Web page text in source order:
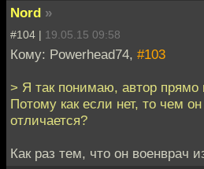
Nord »
#104 | 19.05.15 09:58
Кому: Powerhead74, #103
> Я так понимаю, автор прямо
Потому как если нет, то чем
отличается?
Как раз тем, что он военврач